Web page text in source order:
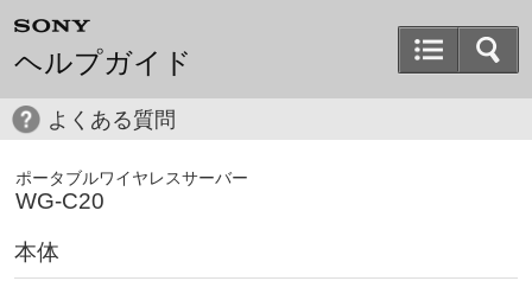
ヘルプガイド
よくある質問
ポータブルワイヤレスサーバー
WG-C20
本体